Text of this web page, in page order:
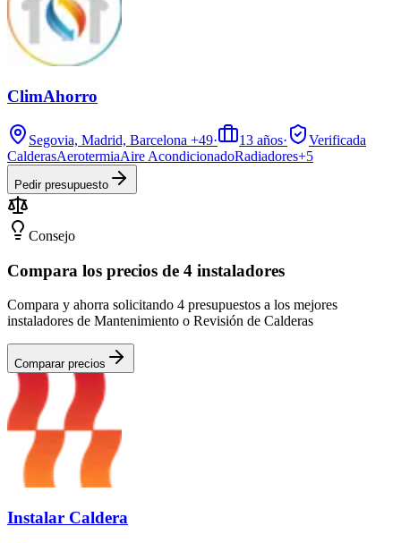
ClimAhorro
Segovia, Madrid, Barcelona +49· 13 años·
Verificada
CalderasAerotermiaAire AcondicionadoRadiadores+5
Pedir presupuesto
Consejo
Compara los precios de 4 instaladores
Compara y ahorra solicitando 4 presupuestos a los mejores
instaladores de Mantenimiento o Revisión de Calderas
Comparar precios
Instalar Caldera